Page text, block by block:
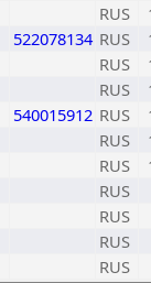
RUS
522078134 RUS
RUS
RUS
540015912 RUS
RUS
RUS
RUS
RUS
RUS
RUS